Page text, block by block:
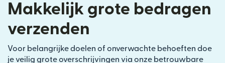
Makkelijk grote bedragen
verzenden
Voor belangrijke doelen of onverwachte behoeften doe
je veilig grote overschrijvingen via onze betrouwbare